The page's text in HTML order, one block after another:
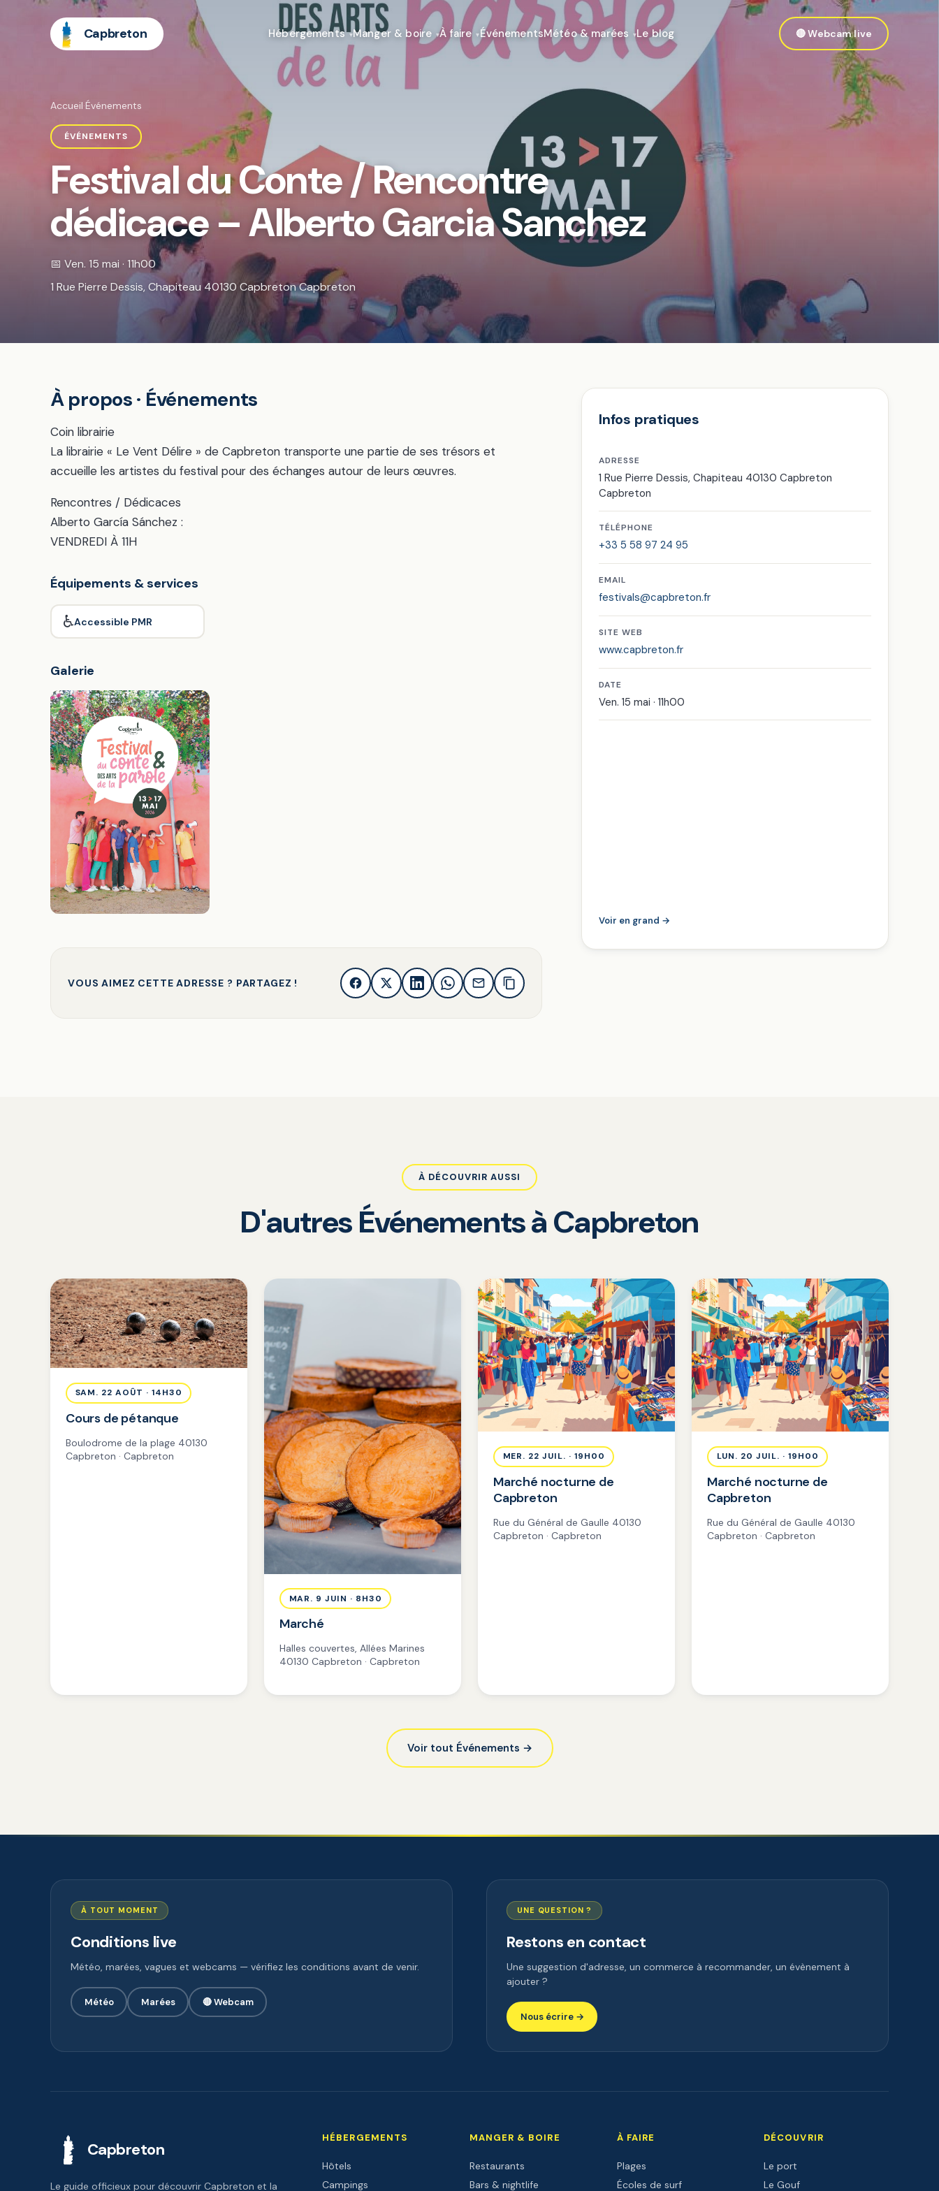
Capbreton Hébergements Manger & boire À faire ÉvénementsMétéo & marées Le blog 🔴 Webcam live
Accueil·Événements
ÉVÉNEMENTS
Festival du Conte / Rencontre
dédicace – Alberto Garcia Sanchez
📅 Ven. 15 mai · 11h00
1 Rue Pierre Dessis, Chapiteau 40130 Capbreton Capbreton
À propos · Événements
Coin librairie
La librairie « Le Vent Délire » de Capbreton transporte une partie de ses trésors et
accueille les artistes du festival pour des échanges autour de leurs œuvres.
Rencontres / Dédicaces
Alberto García Sánchez :
VENDREDI À 11H
Équipements & services
♿Accessible PMR
Galerie
VOUS AIMEZ CETTE ADRESSE ? PARTAGEZ !
Infos pratiques
ADRESSE
1 Rue Pierre Dessis, Chapiteau 40130 Capbreton
Capbreton
TÉLÉPHONE
+33 5 58 97 24 95
EMAIL
festivals@capbreton.fr
SITE WEB
www.capbreton.fr
DATE
Ven. 15 mai · 11h00
Voir en grand →
À DÉCOUVRIR AUSSI
D'autres Événements à Capbreton
SAM. 22 AOÛT · 14H30
Cours de pétanque
Boulodrome de la plage 40130
Capbreton · Capbreton
MAR. 9 JUIN · 8H30
Marché
Halles couvertes, Allées Marines
40130 Capbreton · Capbreton
MER. 22 JUIL. · 19H00
Marché nocturne de
Capbreton
Rue du Général de Gaulle 40130
Capbreton · Capbreton
LUN. 20 JUIL. · 19H00
Marché nocturne de
Capbreton
Rue du Général de Gaulle 40130
Capbreton · Capbreton
Voir tout Événements →
À TOUT MOMENT
Conditions live
Météo, marées, vagues et webcams — vérifiez les conditions avant de venir.
Météo Marées 🔴 Webcam
UNE QUESTION ?
Restons en contact
Une suggestion d'adresse, un commerce à recommander, un évènement à
ajouter ?
Nous écrire →
Capbreton
Le guide officieux pour découvrir Capbreton et la
HÉBERGEMENTS
Hôtels
Campings
MANGER & BOIRE
Restaurants
Bars & nightlife
À FAIRE
Plages
Écoles de surf
DÉCOUVRIR
Le port
Le Gouf